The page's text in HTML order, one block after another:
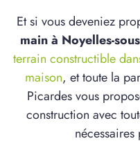
Et si vous deveniez
main à Noyelles-
terrain constructible
maison, et toute la
Picardes vous
construction avec
nécessaires